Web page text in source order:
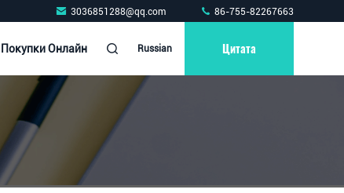
3036851288@qq.com 86-755-82267663
Покупки Онлайн Russian Цитата